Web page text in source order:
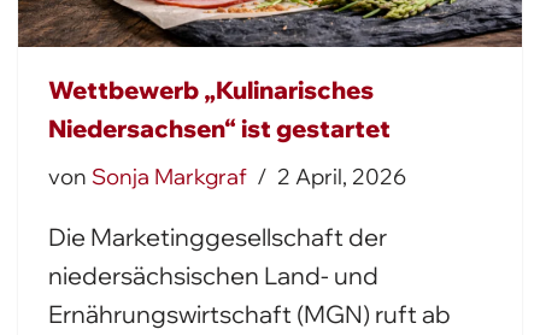
Wettbewerb „Kulinarisches
Niedersachsen“ ist gestartet
von Sonja Markgraf 2 April, 2026
Die Marketinggesellschaft der
niedersächsischen Land- und
Ernährungswirtschaft (MGN) ruft ab